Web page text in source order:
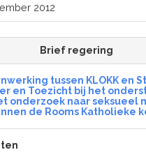
2012
Brief regering
tussen KLOKK en
en Toezicht bij het
onderzoek naar seksueel
de Rooms Katholieke